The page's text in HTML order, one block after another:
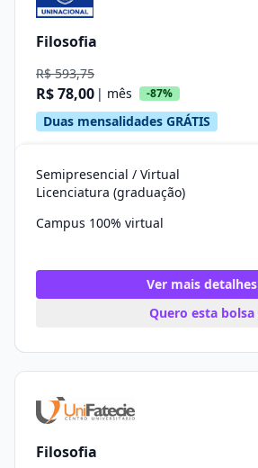
Filosofia
R$ 593,75
R$ 78,00 | mês -87%
Duas mensalidades GRÁTIS
Semipresencial / Virtual
Licenciatura (graduação)
Campus 100% virtual
Ver mais detalhes
Quero esta bolsa
Filosofia